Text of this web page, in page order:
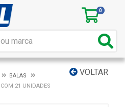
0
VOLTAR
BALAS
21 UNIDADES